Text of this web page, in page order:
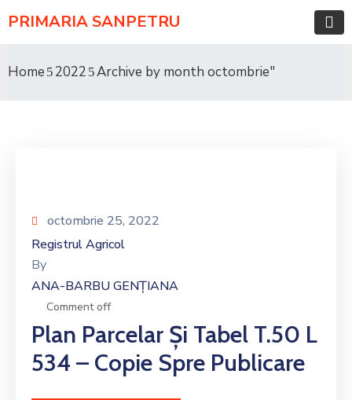
PRIMARIA SANPETRU
Home 2022 Archive by month octombrie"
octombrie 25, 2022
Registrul Agricol
By
ANA-BARBU GENȚIANA
Comment off
Plan Parcelar Și Tabel T.50 L
534 – Copie Spre Publicare